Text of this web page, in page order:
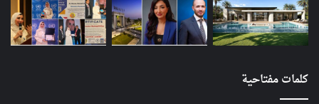
كلمات مفتاحية